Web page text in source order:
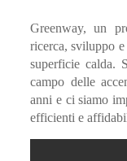
Greenway, un
ricerca, sviluppo
superficie calda.
campo delle
anni e ci siamo
efficienti e